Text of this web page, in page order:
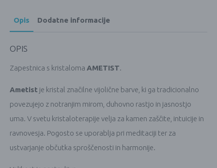
Opis Dodatne informacije
OPIS
Zapestnica s kristaloma AMETIST.
Ametist je kristal značilne vijolične barve, ki ga tradicionalno
povezujejo z notranjim mirom, duhovno rastjo in jasnostjo
uma. V svetu kristaloterapije velja za kamen zaščite, intuicije in
ravnovesja. Pogosto se uporablja pri meditaciji ter za
ustvarjanje občutka sproščenosti in harmonije.